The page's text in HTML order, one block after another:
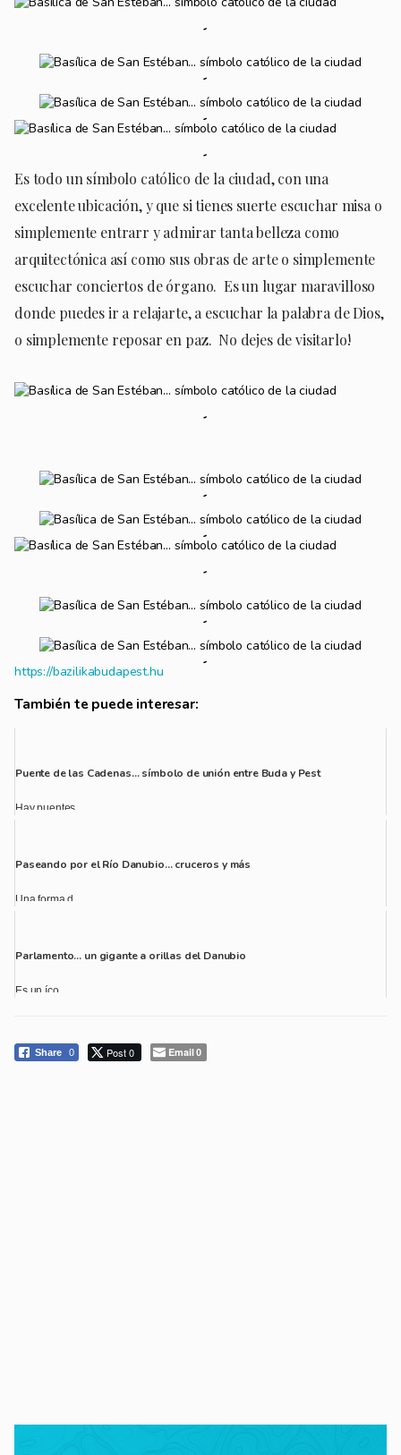
Es todo un símbolo católico de la ciudad, con una
excelente ubicación, y que si tienes suerte escuchar misa o
simplemente entrarr y admirar tanta belleza como
arquitectónica así como sus obras de arte o simplemente
escuchar conciertos de órgano. Es un lugar maravilloso
donde puedes ir a relajarte, a escuchar la palabra de Dios,
o simplemente reposar en paz. No dejes de visitarlo!
https://bazilikabudapest.hu
También te puede interesar:
Puente de las Cadenas… símbolo de unión entre Buda y Pest
Hay puentes...
Paseando por el Río Danubio… cruceros y más
Una forma d...
Parlamento… un gigante a orillas del Danubio
Es un íco...
Share 0 Post 0 Email0